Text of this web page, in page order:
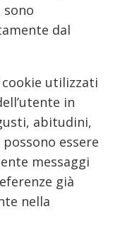
dal
cookie utilizzati
in
abitudini,
essere
messaggi
già
nella